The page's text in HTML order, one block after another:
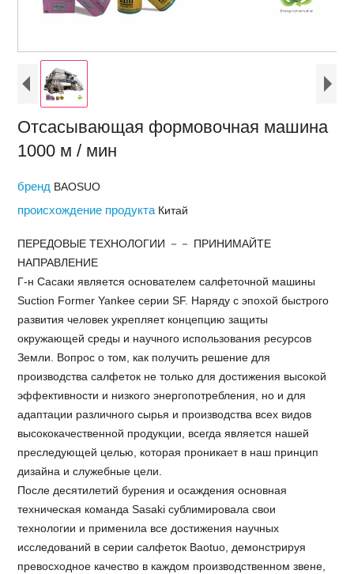
Отсасывающая формовочная машина
1000 м / мин
бренд BAOSUO
происхождение продукта Китай
ПЕРЕДОВЫЕ ТЕХНОЛОГИИ －－ ПРИНИМАЙТЕ
НАПРАВЛЕНИЕ
Г-н Сасаки является основателем салфеточной машины
Suction Former Yankee серии SF. Наряду с эпохой быстрого
развития человек укрепляет концепцию защиты
окружающей среды и научного использования ресурсов
Земли. Вопрос о том, как получить решение для
производства салфеток не только для достижения высокой
эффективности и низкого энергопотребления, но и для
адаптации различного сырья и производства всех видов
высококачественной продукции, всегда является нашей
преследующей целью, которая проникает в наш принцип
дизайна и служебные цели.
После десятилетий бурения и осаждения основная
техническая команда Sasaki сублимировала свои
технологии и применила все достижения научных
исследований в серии салфеток Baotuo, демонстрируя
превосходное качество в каждом производственном звене,